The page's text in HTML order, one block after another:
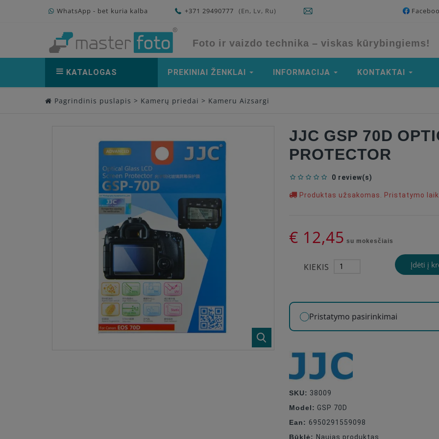
WhatsApp - bet kuria kalba +371 29490777 (En, Lv, Ru)
Foto ir vaizdo technika – viskas kūrybingiems!
KATALOGAS PREKINIAI ŽENKLAI INFORMACIJA KONTAKTAI
Pagrindinis puslapis > Kamerų priedai > Kameru Aizsargi
JJC GSP 70D
PROTECTOR
0 review(s)
Produktas užsakomas. Pristatymo
€ 12,45 su mokesčiais
KIEKIS Įdėti į
Pristatymo pasirinkimai
SKU: 38009
Model: GSP 70D
Ean: 6950291559098
Būklė: Naujas produktas